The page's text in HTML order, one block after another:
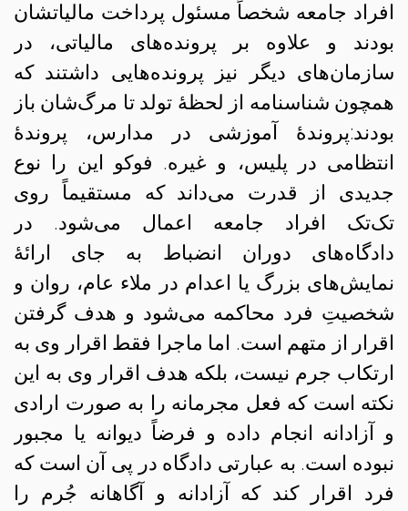
افراد جامعه شخصاً مسئول پرداخت مالیاتشان
بودند و علاوه بر پرونده‌های مالیاتی، در
سازمان‌های دیگر نیز پرونده‌هایی داشتند که
همچون شناسنامه از لحظهٔ تولد تا مرگ‌شان باز
بودند:پروندهٔ آموزشی در مدارس، پروندهٔ
انتظامی در پلیس، و غیره. فوکو این را نوع
جدیدی از قدرت می‌‌داند که مستقیماً روی
تک‌تک افراد جامعه اعمال می‌شود. در
دادگاه‌های دوران انضباط به جای ارائهٔ
نمایش‌های بزرگ یا اعدام در ملاء عام، روان و
شخصیتِ فرد محاکمه می‌شود و هدف گرفتن
اقرار از متهم است. اما ماجرا فقط اقرار وی به
ارتکاب جرم نیست،‌ بلکه هدف اقرار وی به این
نکته است که فعل مجرمانه را به صورت ارادی
و آزادانه انجام داده و فرضاً دیوانه یا مجبور
نبوده است. به عبارتی دادگاه در پی آن است که
فرد اقرار کند که آزادانه و آگاهانه جُرم را